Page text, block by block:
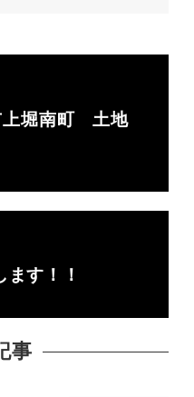
上堀南町 土地
す！！
事